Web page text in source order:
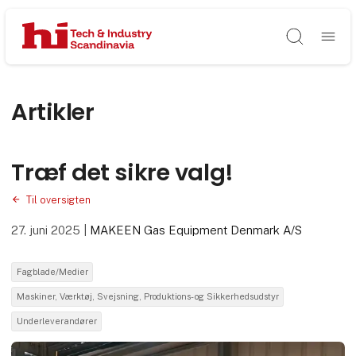
Søg
Artikler
Træf det sikre valg!
Til oversigten
27. juni 2025 MAKEEN Gas Equipment Denmark A/S
Fagblade/Medier
Maskiner, Værktøj, Svejsning, Produktions- og Sikkerhedsudstyr
Underleverandører